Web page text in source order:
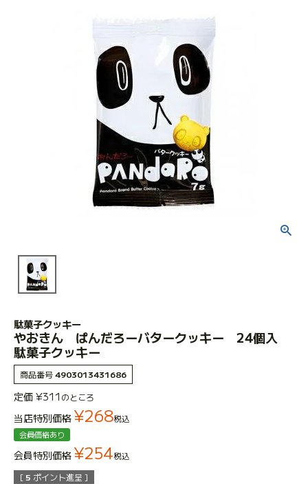
駄菓子クッキー
やおきん ぱんだろーバタークッキー 24個入
駄菓子クッキー
商品番号4903013431686
定価 ¥311 のところ
当店特別価格 ¥268税込
会員価格あり
会員特別価格 ¥254税込
[ 5 ポイント進呈 ]